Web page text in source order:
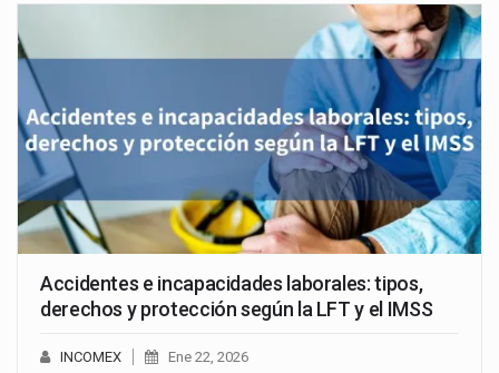
Accidentes e incapacidades laborales: tipos,
derechos y protección según la LFT y el IMSS
INCOMEX Ene 22, 2026